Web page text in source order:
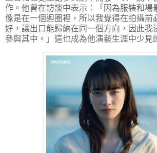
作。他曾在訪談中表示：「因為服裝和場
像是在一個迴圈裡，所以我覺得在拍攝前
好，讓出口能歸納在同一個方向，因此我
參與其中。」這也成為他演藝生涯中少見